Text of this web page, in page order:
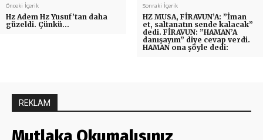
Önceki İçerik
Hz Adem Hz Yusuf’tan daha
güzeldi. Çünkü…
Sonraki İçerik
HZ MUSA, FİRAVUN’A: ”İman
et, saltanatın sende kalacak”
dedi. FİRAVUN: ”HAMAN’A
danışayım” diye cevap verdi.
HAMAN ona şöyle dedi:
REKLAM